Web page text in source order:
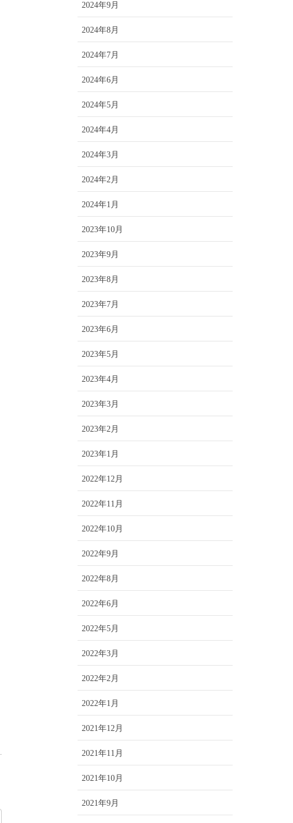
2024年9月
2024年8月
2024年7月
2024年6月
2024年5月
2024年4月
2024年3月
2024年2月
2024年1月
2023年10月
2023年9月
2023年8月
2023年7月
2023年6月
2023年5月
2023年4月
2023年3月
2023年2月
2023年1月
2022年12月
2022年11月
2022年10月
2022年9月
2022年8月
2022年6月
2022年5月
2022年3月
2022年2月
2022年1月
2021年12月
2021年11月
2021年10月
2021年9月